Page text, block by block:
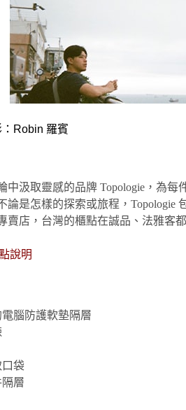
Robin 羅賓
中汲取靈感的品牌 Topologie，為
論是怎樣的探索或旅程，Topologie
賣店，台灣的櫃點在誠品、法雅客
說明
腦防護軟墊隔層
袋
層